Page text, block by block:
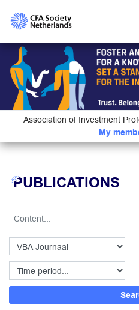
Association of Investment
My
PUBLICATIONS